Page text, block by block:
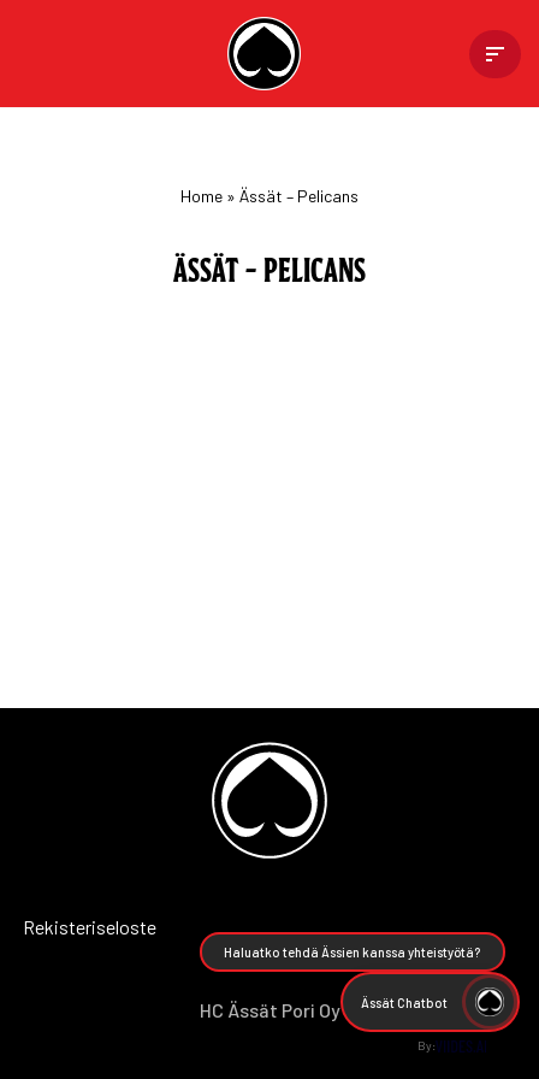
Home » Ässät – Pelicans
ÄSSÄT – PELICANS
Rekisteriseloste
HC Ässät Pori Oy
Haluatko tehdä Ässien kanssa yhteistyötä?
Ässät Chatbot
By: